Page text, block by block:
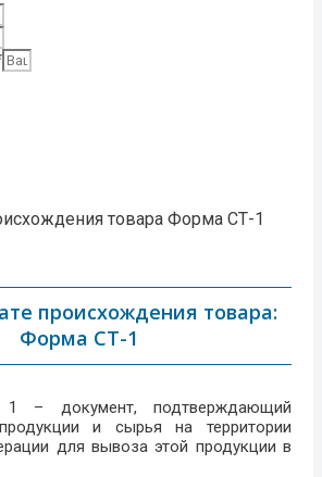
товара Форма СТ-1
происхождения товара:
Форма СТ-1
1 – документ, подтверждающий
и сырья на территории
для вывоза этой продукции в